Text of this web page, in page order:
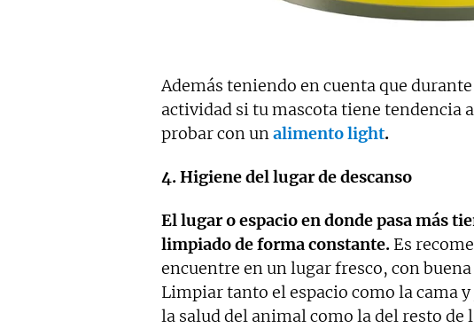
Además teniendo en cuenta que
actividad si tu mascota tiene tendencia
probar con unalimento light.
4. Higiene del lugar de descanso
El lugar o espacio en donde pasa más
limpiado de forma constante. Es
encuentre en un lugar fresco, con
Limpiar tanto el espacio como la cama
la salud del animal como la del resto de